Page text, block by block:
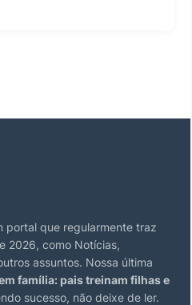
portal que regularmente traz
2026, como Notícias,
assuntos. Nossa última
família: pais treinam filhas e
sucesso, não deixe de ler.